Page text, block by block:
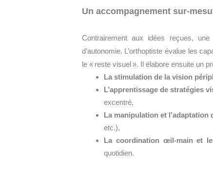
Un accompagnement sur-
Contrairement aux idées reçues,
d’autonomie. L’orthoptiste évalue les
le « reste visuel ». Il élabore ensuite un
La stimulation de la vision
L’apprentissage de stratégies
excentré,
La manipulation et l’adaptation
etc.),
La coordination œil-main et
quotidien.